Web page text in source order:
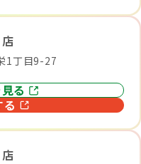
1丁目9-27
る